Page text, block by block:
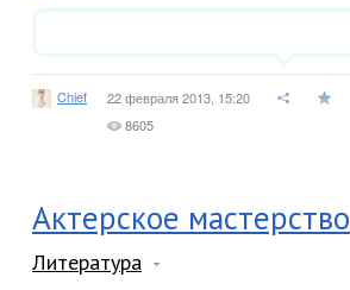
Chief 22 февраля 2013, 15:20
8605
Актерское мастерство
Литература